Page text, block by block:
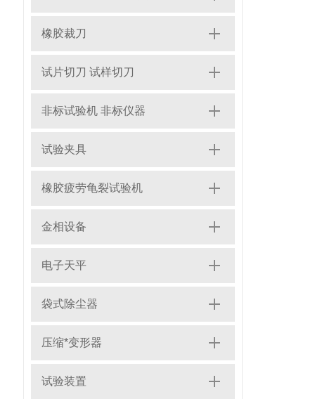
橡胶裁刀
试片切刀 试样切刀
非标试验机 非标仪器
试验夹具
橡胶疲劳龟裂试验机
金相设备
电子天平
袋式除尘器
压缩*变形器
试验装置